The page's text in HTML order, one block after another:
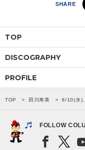
SHARE
TOP
DISCOGRAPHY
PROFILE
TOP 田川寿美 6/10(水)
FOLLOW